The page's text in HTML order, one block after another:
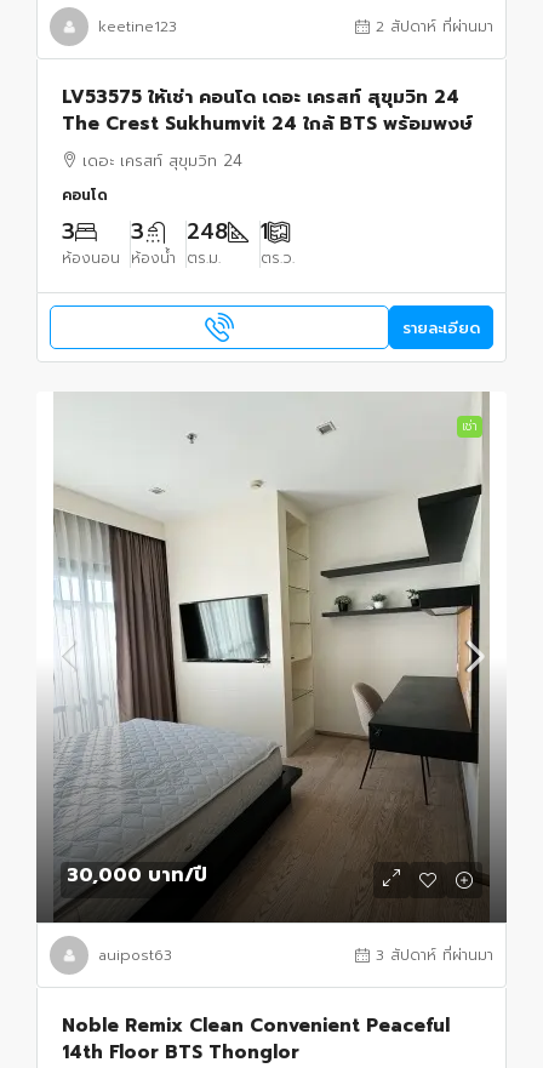
keetine123 2 สัปดาห์ ที่ผ่านมา
LV53575 ให้เช่า คอนโด เดอะ เครสท์ สุขุมวิท 24
The Crest Sukhumvit 24 ใกล้ BTS พร้อมพงษ์
เดอะ เครสท์ สุขุมวิท 24
คอนโด
3
ห้องนอน
3
ห้องน้ำ
248
ตร.ม.
1
ตร.ว.
รายละเอียด
เช่า
30,000 บาท/ปี
auipost63 3 สัปดาห์ ที่ผ่านมา
Noble Remix Clean Convenient Peaceful
14th Floor BTS Thonglor